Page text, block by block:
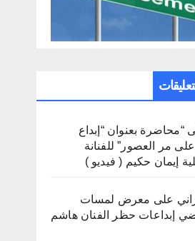
“محاضرة بعنوان “إبداع
على مر العصور” للفنانة
إيمان حكيم ( فيديو )
على معرض لمسات
إبداعات حظر الفنان هاشم